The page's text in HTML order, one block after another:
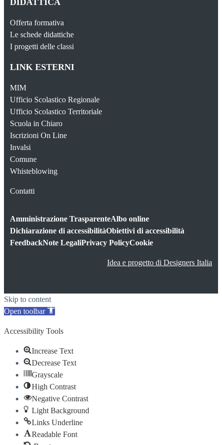
DIDATTICA
Offerta formativa
Le schede didattiche
I progetti delle classi
LINK ESTERNI
MIM
Ufficio Scolastico Regionale
Ufficio Scolastico Territoriale
Scuola in Chiaro
Iscrizioni On Line
Invalsi
Comune
Whisteblowing
Contatti
Amministrazione TrasparenteAlbo online
Dichiarazione di accessibilitàObiettivi di accessibilità
FeedbackNote LegaliPrivacy PolicyCookie
Idea e progetto di Designers Italia
Skip to content
Open toolbar
Accessibility Tools
Increase Text
Decrease Text
Grayscale
High Contrast
Negative Contrast
Light Background
Links Underline
Readable Font